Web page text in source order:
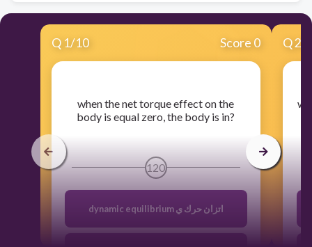
Q 1/10 Score 0
​when the net torque effect on the
body is equal zero, the body is in?
120
dynamic equilibrium اتزان حرك ي
Q2